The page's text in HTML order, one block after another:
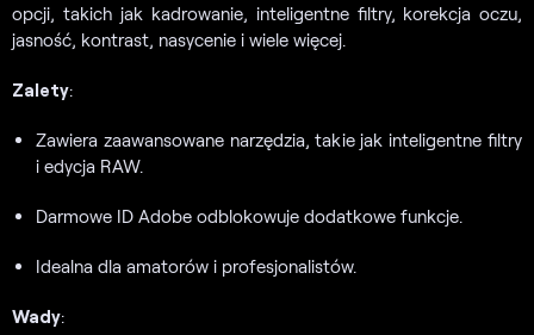
opcji, takich jak kadrowanie, inteligentne filtry, korekcja oczu,
jasność, kontrast, nasycenie i wiele więcej.
Zalety:
Zawiera zaawansowane narzędzia, takie jak inteligentne filtry
i edycja RAW.
Darmowe ID Adobe odblokowuje dodatkowe funkcje.
Idealna dla amatorów i profesjonalistów.
Wady: